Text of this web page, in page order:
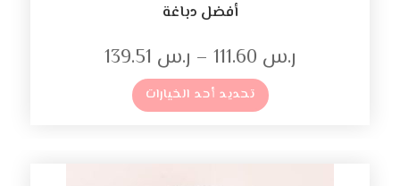
أفضل دباغة
ر.س – ر.س
تحديد أحد الخيارات